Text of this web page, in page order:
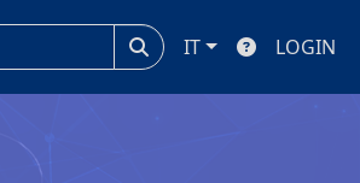
IT LOGIN